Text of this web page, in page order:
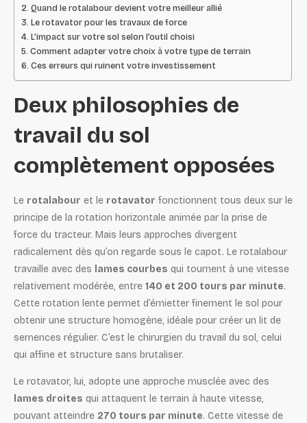
Quand le rotalabour devient votre meilleur allié
Le rotavator pour les travaux de force
L’impact sur votre sol selon l’outil choisi
Comment adapter votre choix à votre type de terrain
Ces erreurs qui ruinent votre investissement
Deux philosophies de
travail du sol
complètement opposées
Le rotalabour et le rotavator fonctionnent tous deux sur le
principe de la rotation horizontale animée par la prise de
force du tracteur. Mais leurs approches divergent
radicalement dès qu’on regarde sous le capot. Le rotalabour
travaille avec des lames courbes qui tournent à une vitesse
relativement modérée, entre 140 et 200 tours par minute.
Cette rotation lente permet d’émietter finement le sol pour
obtenir une structure homogène, idéale pour créer un lit de
semences régulier. C’est le chirurgien du travail du sol, celui
qui affine et structure sans brutaliser.
Le rotavator, lui, adopte une approche musclée avec des
lames droites qui attaquent le terrain à haute vitesse,
pouvant atteindre 270 tours par minute. Cette vitesse de